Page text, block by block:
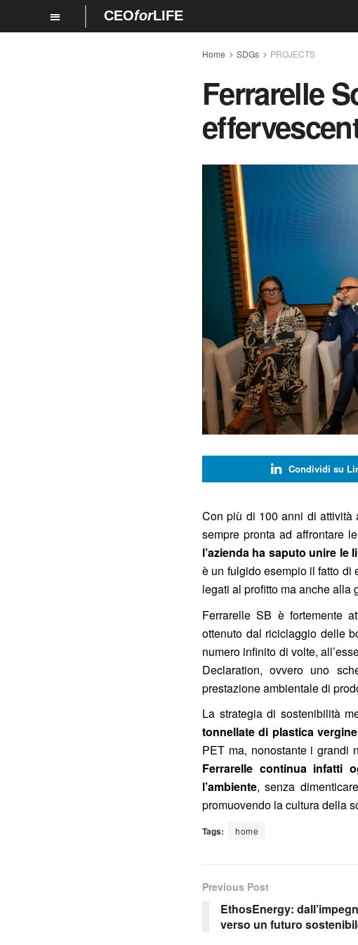
CEOforLIFE
Home SDGs PROJECTS
Ferrarelle
Condividi su
Con più di 100 anni di attività
sempre pronta ad affrontare
l’azienda ha saputo unire
è un fulgido esempio il fatto di
legati al profitto ma anche alla
Ferrarelle SB è fortemente
ottenuto dal riciclaggio delle
numero infinito di volte,
Declaration, ovvero uno
prestazione ambientale di
La strategia di sostenibilità
tonnellate di plastica
PET ma, nonostante i grandi
Ferrarelle continua infatti
l’ambiente, senza
promuovendo la cultura della
Tags: home
Previous Post
EthosEnergy:
verso un futuro